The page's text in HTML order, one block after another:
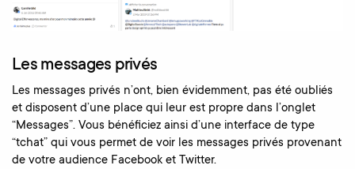
Les messages privés
Les messages privés n’ont, bien évidemment, pas été oubliés
et disposent d’une place qui leur est propre dans l’onglet
“Messages”. Vous bénéficiez ainsi d’une interface de type
“tchat” qui vous permet de voir les messages privés provenant
de votre audience Facebook et Twitter.